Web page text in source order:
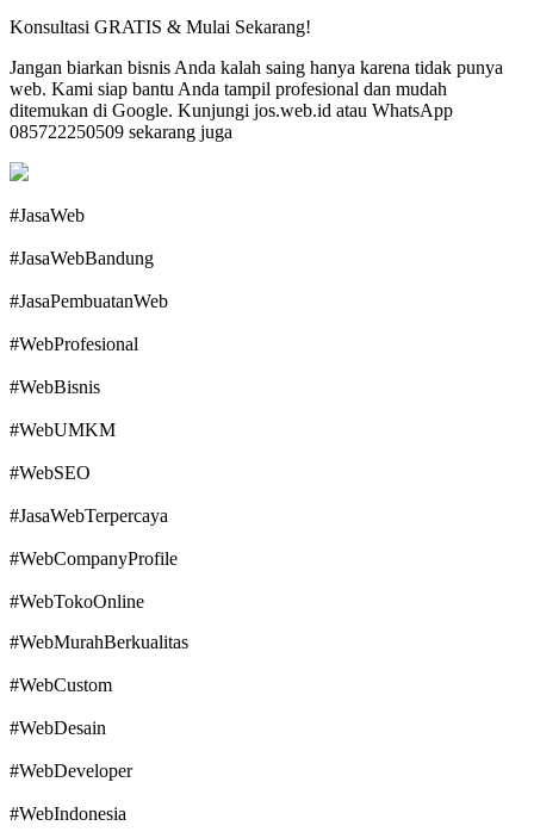
Konsultasi GRATIS & Mulai Sekarang!
Jangan biarkan bisnis Anda kalah saing hanya karena tidak punya
web. Kami siap bantu Anda tampil profesional dan mudah
ditemukan di Google. Kunjungi jos.web.id atau WhatsApp
085722250509 sekarang juga
#JasaWeb
#JasaWebBandung
#JasaPembuatanWeb
#WebProfesional
#WebBisnis
#WebUMKM
#WebSEO
#JasaWebTerpercaya
#WebCompanyProfile
#WebTokoOnline
#WebMurahBerkualitas
#WebCustom
#WebDesain
#WebDeveloper
#WebIndonesia